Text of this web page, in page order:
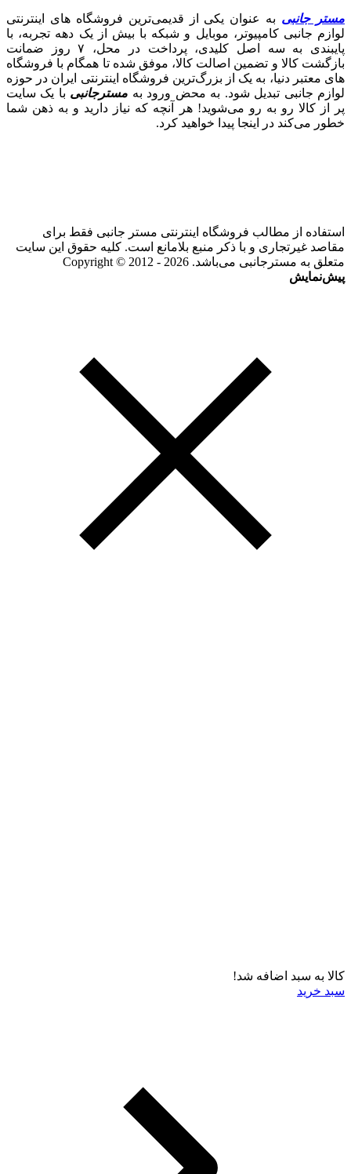
مستر جانبی به عنوان یکی از قدیمی‌ترین فروشگاه های اینترنتی
لوازم جانبی کامپیوتر، موبایل و شبکه با بیش از یک دهه تجربه، با
پایبندی به سه اصل کلیدی، پرداخت در محل، ۷ روز ضمانت
بازگشت کالا و تضمین اصالت کالا، موفق شده تا همگام با فروشگاه‌
های معتبر دنیا، به یک از بزرگ‌ترین فروشگاه اینترنتی ایران در حوزه
لوازم جانبی تبدیل شود. به محض ورود به مسترجانبی با یک سایت
پر از کالا رو به رو می‌شوید! هر آنچه که نیاز دارید و به ذهن شما
خطور می‌کند در اینجا پیدا خواهید کرد.
استفاده از مطالب فروشگاه اینترنتی مستر جانبی فقط برای
مقاصد غیرتجاری و با ذکر منبع بلامانع است. کلیه حقوق این سایت
متعلق به مسترجانبی می‌باشد. Copyright © 2012 - 2026
پیش‌نمایش
کالا به سبد اضافه شد!
سبد خرید